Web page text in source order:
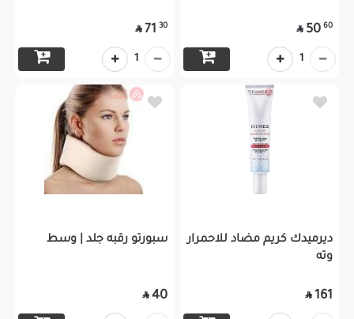
60
50

1
30
71

1
ديرميدك كريم مضاد للاحمرار
وته
161

سبورتو رقبه جلد | وسط
40
